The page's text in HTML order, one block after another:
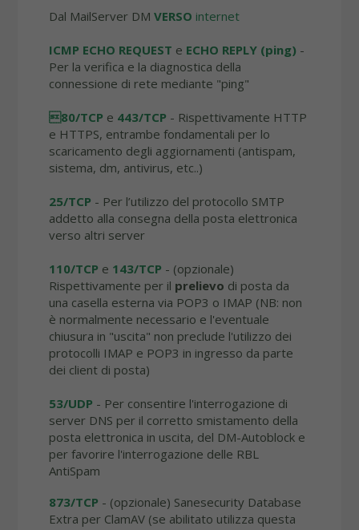
Dal MailServer DM VERSO internet
ICMP ECHO REQUEST e ECHO REPLY (ping) -
Per la verifica e la diagnostica della
connessione di rete mediante "ping"
80/TCP e 443/TCP - Rispettivamente HTTP
e HTTPS, entrambe fondamentali per lo
scaricamento degli aggiornamenti (antispam,
sistema, dm, antivirus, etc..)
25/TCP - Per l’utilizzo del protocollo SMTP
addetto alla consegna della posta elettronica
verso altri server
110/TCP e 143/TCP - (opzionale)
Rispettivamente per il prelievo di posta da
una casella esterna via POP3 o IMAP (NB: non
è normalmente necessario e l'eventuale
chiusura in "uscita" non preclude l'utilizzo dei
protocolli IMAP e POP3 in ingresso da parte
dei client di posta)
53/UDP - Per consentire l'interrogazione di
server DNS per il corretto smistamento della
posta elettronica in uscita, del DM-Autoblock e
per favorire l'interrogazione delle RBL
AntiSpam
873/TCP - (opzionale) Sanesecurity Database
Extra per ClamAV (se abilitato utilizza questa